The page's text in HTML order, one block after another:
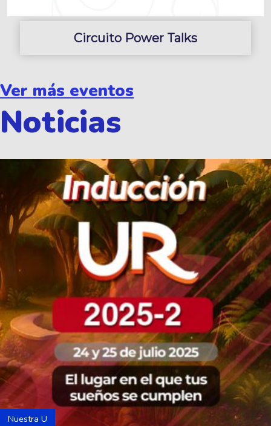
Circuito Power Talks
Ver más eventos
Noticias
Nuestra U